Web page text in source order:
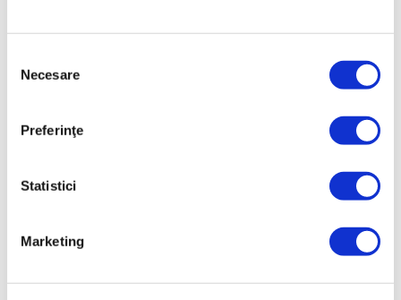
consimțământului
Necesare
Preferinţe
Statistici
Marketing
Pentru păstrarea preparatelor folosind vaccum
PRODUCĂTOR
Recipient de sticlă, capac cu sigiliu, grilă de izolare
CAPACITATE/MATERIAL